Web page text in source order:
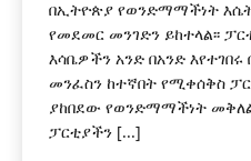
በኢትዮጵያ የወንድማማችነት
የመደመር መንገድን ይከተላል፡፡
እሳቤዎችን አንድ በአንድ
መንፈስን ከተኛበት የሚቀሰቅስ
ያከበደው የወንድማማችነት
ፓርቲያችን [...]